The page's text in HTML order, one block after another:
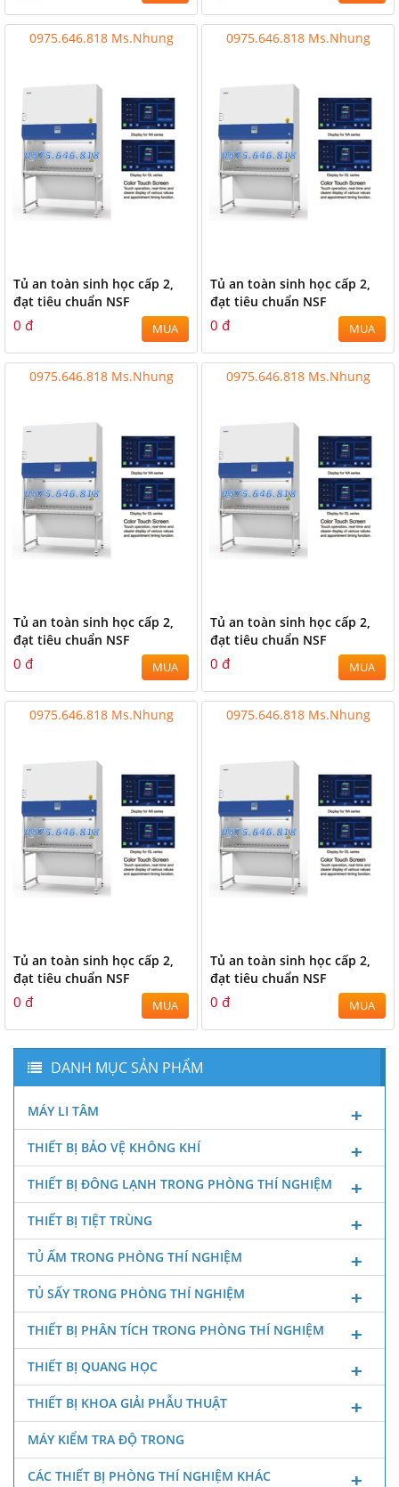
0975.646.818 Ms.Nhung
Tủ an toàn sinh học cấp 2,
đạt tiêu chuẩn NSF
0 đ MUA
0975.646.818 Ms.Nhung
Tủ an toàn sinh học cấp 2,
đạt tiêu chuẩn NSF
0 đ MUA
0975.646.818 Ms.Nhung
Tủ an toàn sinh học cấp 2,
đạt tiêu chuẩn NSF
0 đ MUA
0975.646.818 Ms.Nhung
Tủ an toàn sinh học cấp 2,
đạt tiêu chuẩn NSF
0 đ MUA
0975.646.818 Ms.Nhung
Tủ an toàn sinh học cấp 2,
đạt tiêu chuẩn NSF
0 đ MUA
0975.646.818 Ms.Nhung
Tủ an toàn sinh học cấp 2,
đạt tiêu chuẩn NSF
0 đ MUA
DANH MỤC SẢN PHẨM
MÁY LI TÂM
THIẾT BỊ BẢO VỆ KHÔNG KHÍ
THIẾT BỊ ĐÔNG LẠNH TRONG PHÒNG THÍ NGHIỆM
THIẾT BỊ TIỆT TRÙNG
TỦ ẤM TRONG PHÒNG THÍ NGHIỆM
TỦ SẤY TRONG PHÒNG THÍ NGHIỆM
THIẾT BỊ PHÂN TÍCH TRONG PHÒNG THÍ NGHIỆM
THIẾT BỊ QUANG HỌC
THIẾT BỊ KHOA GIẢI PHẪU THUẬT
MÁY KIỂM TRA ĐỘ TRONG
CÁC THIẾT BỊ PHÒNG THÍ NGHIỆM KHÁC